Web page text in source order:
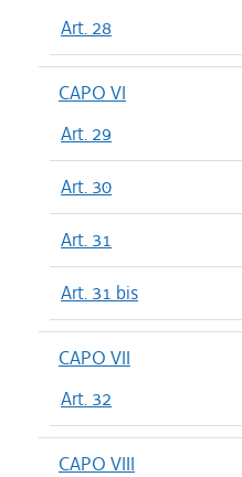
Art. 28
CAPO VI
Art. 29
Art. 30
Art. 31
Art. 31 bis
CAPO VII
Art. 32
CAPO VIII